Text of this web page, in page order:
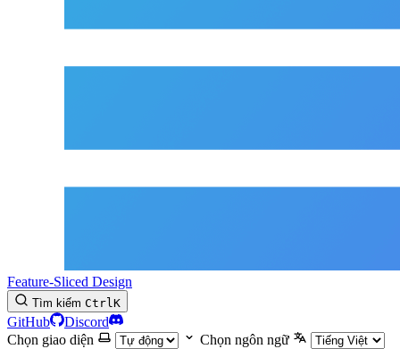
Feature-Sliced Design
Tìm kiếm CtrlK
GitHub
Discord
Chọn giao diện
Chọn ngôn ngữ